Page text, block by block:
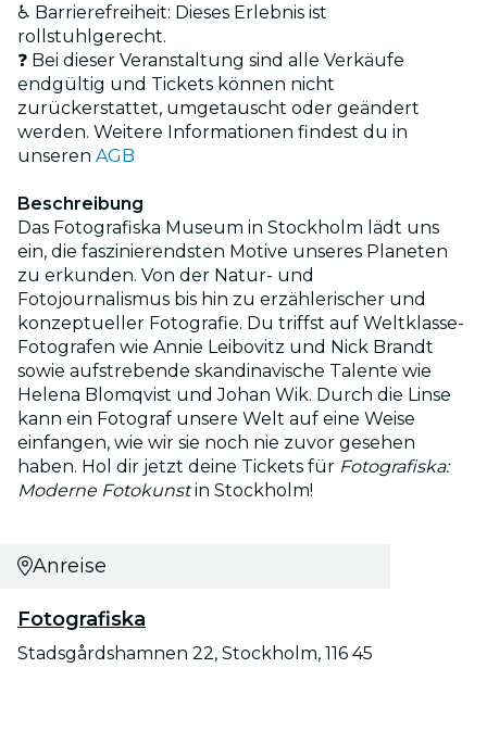
♿ Barrierefreiheit: Dieses Erlebnis ist
rollstuhlgerecht.
❓ Bei dieser Veranstaltung sind alle Verkäufe
endgültig und Tickets können nicht
zurückerstattet, umgetauscht oder geändert
werden. Weitere Informationen findest du in
unseren AGB
Beschreibung
Das Fotografiska Museum in Stockholm lädt uns
ein, die faszinierendsten Motive unseres Planeten
zu erkunden. Von der Natur- und
Fotojournalismus bis hin zu erzählerischer und
konzeptueller Fotografie. Du triffst auf Weltklasse-
Fotografen wie Annie Leibovitz und Nick Brandt
sowie aufstrebende skandinavische Talente wie
Helena Blomqvist und Johan Wik. Durch die Linse
kann ein Fotograf unsere Welt auf eine Weise
einfangen, wie wir sie noch nie zuvor gesehen
haben. Hol dir jetzt deine Tickets für Fotografiska:
Moderne Fotokunstin Stockholm!
Anreise
Fotografiska
Stadsgårdshamnen 22, Stockholm, 116 45